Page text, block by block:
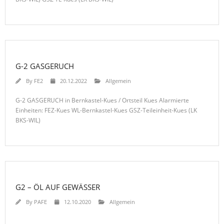
G-2 GASGERUCH
By FE2 20.12.2022 Allgemein
G-2 GASGERUCH in Bernkastel-Kues / Ortsteil Kues Alarmierte
Einheiten: FEZ-Kues WL-Bernkastel-Kues GSZ-Teileinheit-Kues (LK
BKS-WIL)
G2 – ÖL AUF GEWÄSSER
By PAFE 12.10.2020 Allgemein